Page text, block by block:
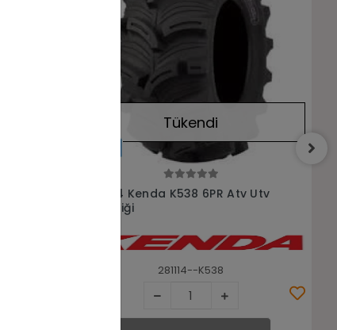
Stokta Yok
28x9-14 Kenda K587 8PR Atv Utv
Ön Lastiği
28914--K587